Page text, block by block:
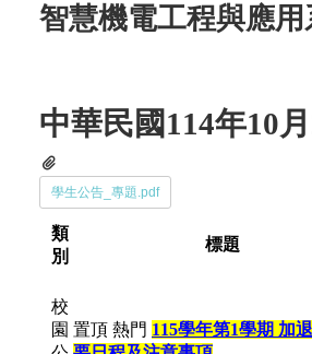
智慧機電工程與應用
中華民國114年10月
學生公告_專題.pdf